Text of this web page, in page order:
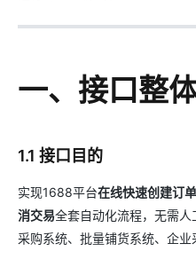
一、接口整
1.1 接口目的
实现1688平台在线快速创建订
消交易全套自动化流程，无需
采购系统、批量铺货系统、企业